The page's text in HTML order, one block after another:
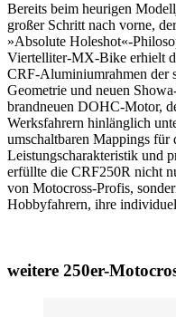
Bereits beim heurigen
großer Schritt nach vorne,
»Absolute Holeshot«-
Viertelliter-MX-Bike erhielt
CRF-Aluminiumrahmen der
Geometrie und neuen
brandneuen DOHC-Motor,
Werksfahrern hinlänglich
umschaltbaren Mappings für
Leistungscharakteristik und
erfüllte die CRF250R nicht
von Motocross-Profis,
Hobbyfahrern, ihre
weitere 250er-